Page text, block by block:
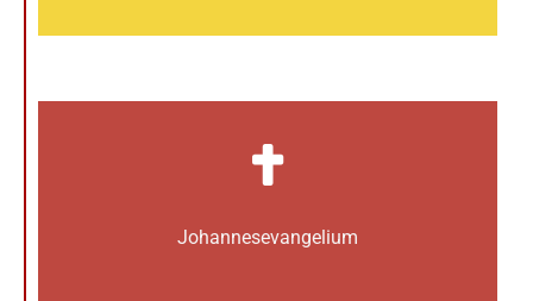
Johannes­­evangelium